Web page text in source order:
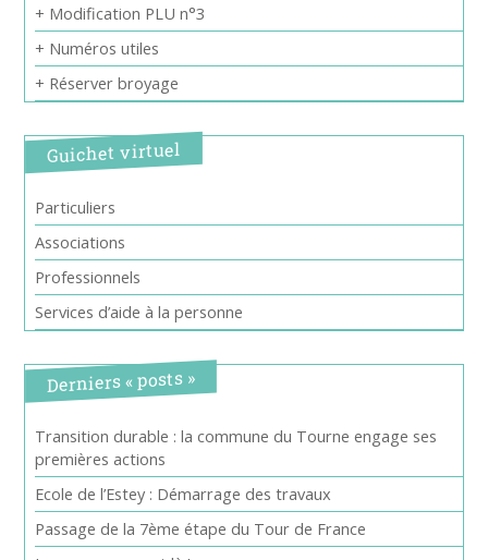
+ Modification PLU n°3
+ Numéros utiles
+ Réserver broyage
Guichet virtuel
Particuliers
Associations
Professionnels
Services d’aide à la personne
Derniers « posts »
Transition durable : la commune du Tourne engage ses
premières actions
Ecole de l’Estey : Démarrage des travaux
Passage de la 7ème étape du Tour de France